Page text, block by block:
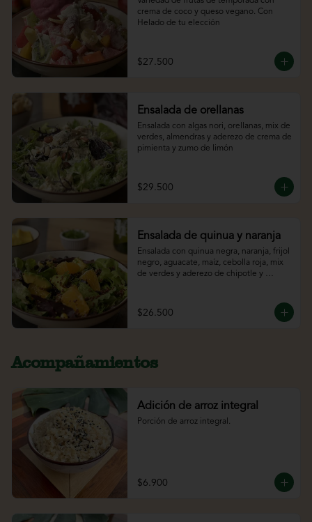
crema de coco y queso vegano. Con
Helado de tu elección
$27.500
Ensalada de orellanas
Ensalada con algas nori, orellanas, mix de
verdes, almendras y aderezo de crema de
pimienta y zumo de limón
$29.500
Ensalada de quinua y naranja
Ensalada con quinua negra, naranja, frijol
negro, aguacate, maíz, cebolla roja, mix
de verdes y aderezo de chipotle y
$26.500
Acompañamientos
Adición de arroz integral
Porción de arroz integral.
$6.900